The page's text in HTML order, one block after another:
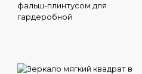
фальш-плинтусом для
гардеробной